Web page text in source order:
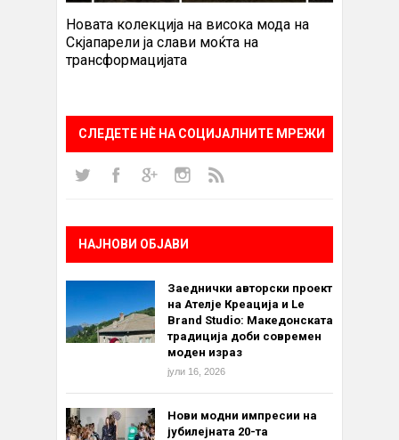
Новата колекција на висока мода на
Скјапарели ја слави моќта на
трансформацијата
СЛЕДЕТЕ НÈ НА СОЦИЈАЛНИТЕ МРЕЖИ
НАЈНОВИ ОБЈАВИ
Заеднички авторски проект
на Ателје Креација и Le
Brand Studio: Македонската
традиција доби современ
моден израз
јули 16, 2026
Нови модни импресии на
јубилејната 20-та